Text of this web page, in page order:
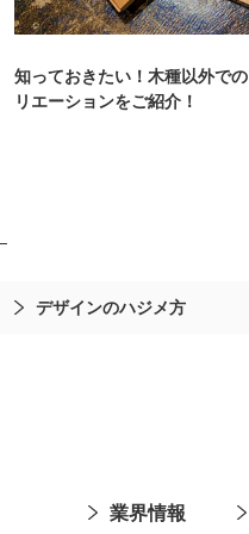
知っておきたい！木種以外で
リエーションをご紹介！
デザインのハジメ方
業界情報